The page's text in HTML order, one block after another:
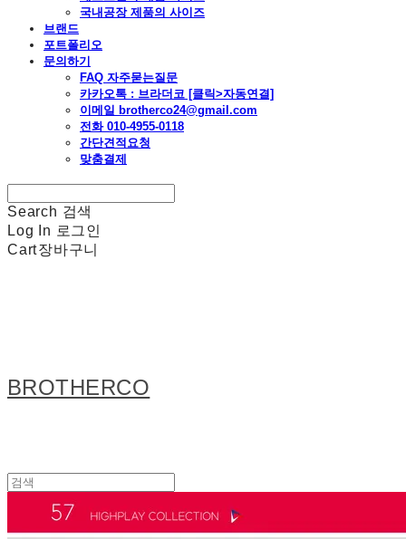
국내공장 제품의 사이즈
브랜드
포트폴리오
문의하기
FAQ 자주묻는질문
카카오톡 : 브라더코 [클릭>자동연결]
이메일 brotherco24@gmail.com
전화 010-4955-0118
간단견적요청
맞춤결제
Search 검색
Log In 로그인
Cart장바구니
BROTHERCO